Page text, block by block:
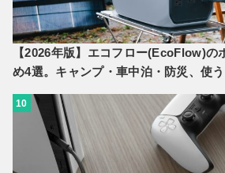
【2026年版】エコフロー(EcoFlow)の
め4選。キャンプ・車中泊・防災、使
10